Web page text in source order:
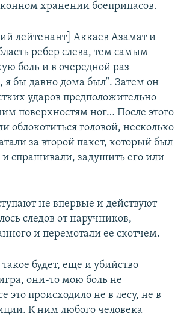
хранении боеприпасов.
лейтенант] Аккаев Азамат и
ребер слева, тем самым
боль и в очередной раз
я бы давно дома был". Затем он
ударов предположительно
поверхностям ног… После этого
облокотиться головой, несколько
за второй пакет, который был
спрашивали, задушить его или
не впервые и действуют
следов от наручников,
и перемотали ее скотчем.
будет, еще и убийство
они-то мою боль не
происходило не в лесу, не в
К ним любого человека